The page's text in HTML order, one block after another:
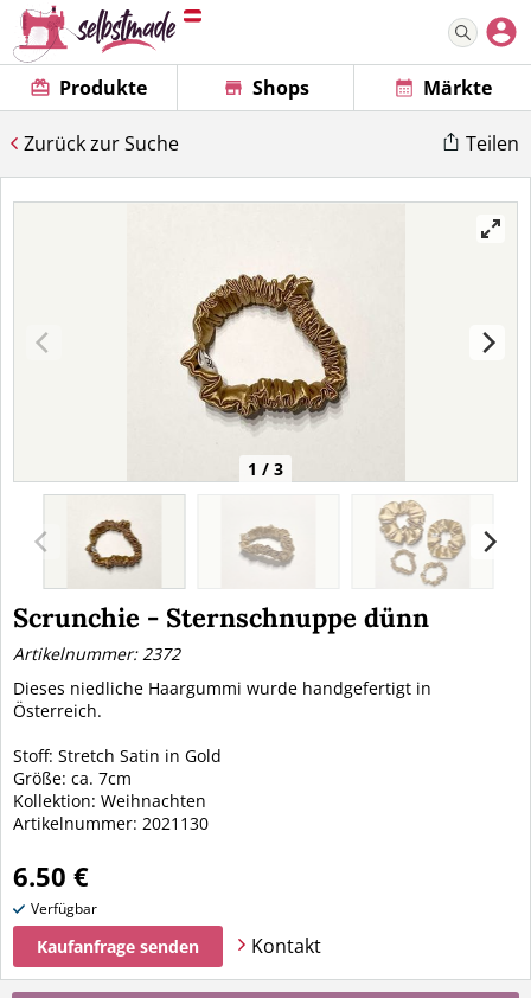
Produkte Shops Märkte
Zurück zur Suche Teilen
1 / 3
Scrunchie - Sternschnuppe dünn
Artikelnummer: 2372
Dieses niedliche Haargummi wurde handgefertigt in
Österreich.
Stoff: Stretch Satin in Gold
Größe: ca. 7cm
Kollektion: Weihnachten
Artikelnummer: 2021130
6.50 €
Verfügbar
Kaufanfrage senden Kontakt